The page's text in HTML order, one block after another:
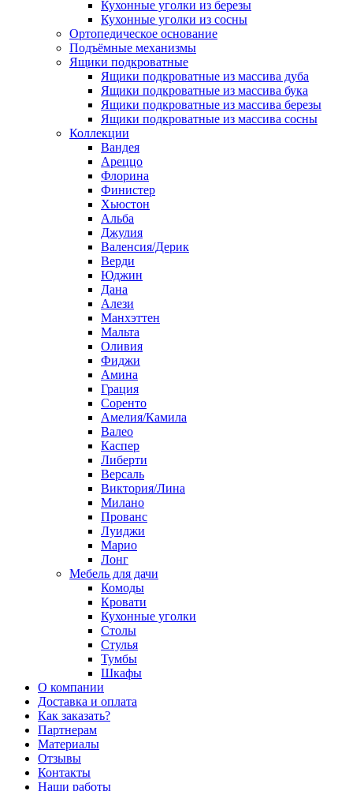
Кухонные уголки из березы
Кухонные уголки из сосны
Ортопедическое основание
Подъёмные механизмы
Ящики подкроватные
Ящики подкроватные из массива дуба
Ящики подкроватные из массива бука
Ящики подкроватные из массива березы
Ящики подкроватные из массива сосны
Коллекции
Вандея
Ареццо
Флорина
Финистер
Хьюстон
Альба
Джулия
Валенсия/Дерик
Верди
Юджин
Дана
Алези
Манхэттен
Мальта
Оливия
Фиджи
Амина
Грация
Соренто
Амелия/Камила
Валео
Каспер
Либерти
Версаль
Виктория/Лина
Милано
Прованс
Луиджи
Марио
Лонг
Мебель для дачи
Комоды
Кровати
Кухонные уголки
Столы
Стулья
Тумбы
Шкафы
О компании
Доставка и оплата
Как заказать?
Партнерам
Материалы
Отзывы
Контакты
Наши работы